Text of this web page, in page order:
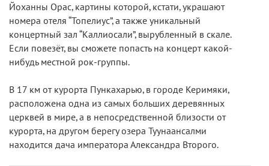
Йоханны Орас, картины которой, кстати, украшают
номера отеля “Топелиус”, а также уникальный
концертный зал “Каллиосали”, вырубленный в скале.
Если повезёт, вы сможете попасть на концерт какой-
нибудь местной рок-группы.
В 17 км от курорта Пункахарью, в городе Керимяки,
расположена одна из самых больших деревянных
церквей в мире, а в непосредственной близости от
курорта, на другом берегу озера Туунаансалми
находится дача императора Александра Второго.